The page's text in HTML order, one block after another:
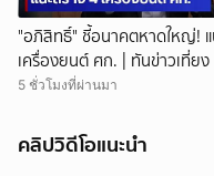
"อภิสิทธิ์" ชี้อนาคตหาดใหญ่! แ
เครื่องยนต์ ศก. | ทันข่าวเที่ย
69 | NationTV22
5 ชั่วโมงที่ผ่านมา
คลิปวิดีโอแนะนำ